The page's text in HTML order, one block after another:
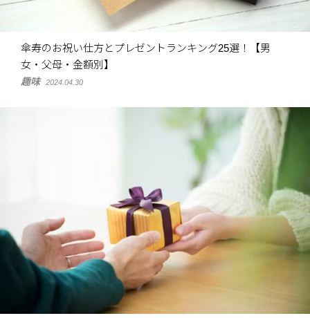
傘寿のお祝い仕方とプレゼントランキング25選！【男
女・父母・金額別】
趣味 2024.04.30